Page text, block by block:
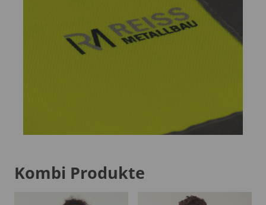
Kombi Produkte